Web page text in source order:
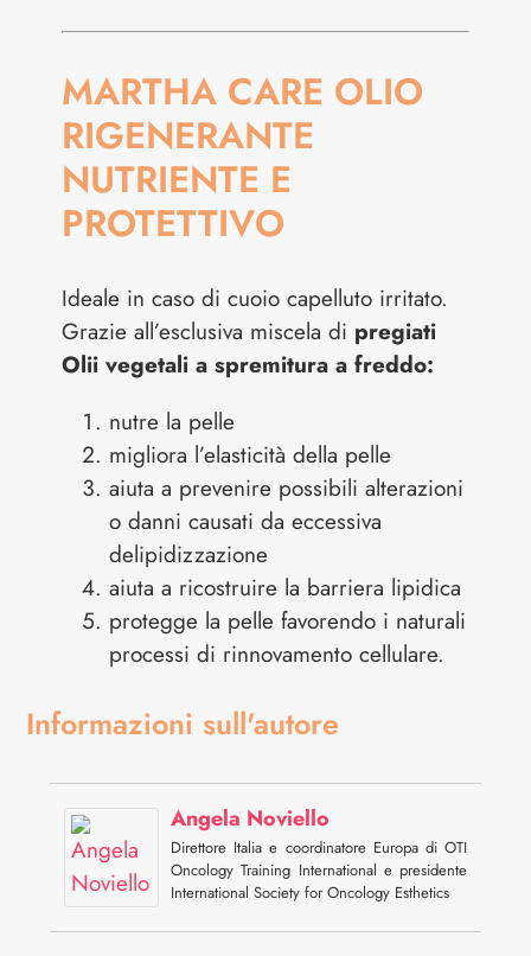
MARTHA CARE OLIO
RIGENERANTE
NUTRIENTE E
PROTETTIVO
Ideale in caso di cuoio capelluto irritato.
Grazie all’esclusiva miscela di pregiati
Olii vegetali a spremitura a freddo:
nutre la pelle
migliora l’elasticità della pelle
aiuta a prevenire possibili alterazioni
o danni causati da eccessiva
delipidizzazione
aiuta a ricostruire la barriera lipidica
protegge la pelle favorendo i naturali
processi di rinnovamento cellulare.
Informazioni sull'autore
Angela Noviello
Direttore Italia e coordinatore Europa di OTI
Oncology Training International e presidente
International Society for Oncology Esthetics